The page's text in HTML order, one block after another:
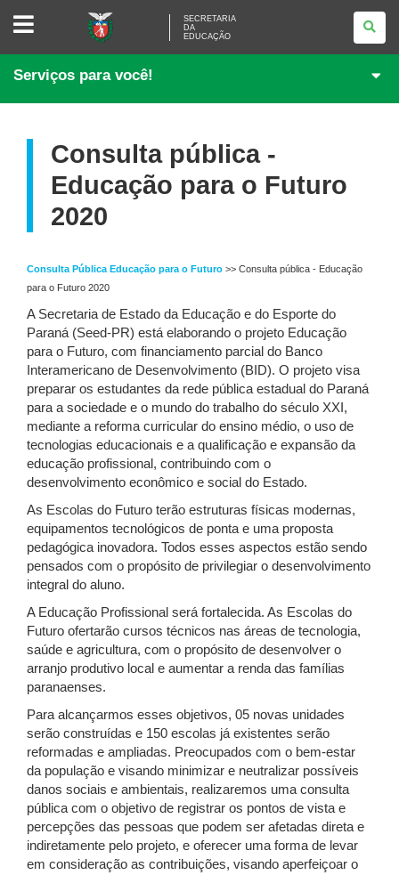
SECRETARIA
EDUCAÇÃO
SECRETARIA
DA
EDUCAÇÃO
Serviços para você!
Consulta pública -
Educação para o Futuro
2020
Consulta Pública Educação para o Futuro >> Consulta pública - Educação
para o Futuro 2020
A Secretaria de Estado da Educação e do Esporte do
Paraná (Seed-PR) está elaborando o projeto Educação
para o Futuro, com financiamento parcial do Banco
Interamericano de Desenvolvimento (BID). O projeto visa
preparar os estudantes da rede pública estadual do Paraná
para a sociedade e o mundo do trabalho do século XXI,
mediante a reforma curricular do ensino médio, o uso de
tecnologias educacionais e a qualificação e expansão da
educação profissional, contribuindo com o
desenvolvimento econômico e social do Estado.
As Escolas do Futuro terão estruturas físicas modernas,
equipamentos tecnológicos de ponta e uma proposta
pedagógica inovadora. Todos esses aspectos estão sendo
pensados com o propósito de privilegiar o desenvolvimento
integral do aluno.
A Educação Profissional será fortalecida. As Escolas do
Futuro ofertarão cursos técnicos nas áreas de tecnologia,
saúde e agricultura, com o propósito de desenvolver o
arranjo produtivo local e aumentar a renda das famílias
paranaenses.
Para alcançarmos esses objetivos, 05 novas unidades
serão construídas e 150 escolas já existentes serão
reformadas e ampliadas. Preocupados com o bem-estar
da população e visando minimizar e neutralizar possíveis
danos sociais e ambientais, realizaremos uma consulta
pública com o objetivo de registrar os pontos de vista e
percepções das pessoas que podem ser afetadas direta e
indiretamente pelo projeto, e oferecer uma forma de levar
em consideração as contribuições, visando aperfeiçoar o